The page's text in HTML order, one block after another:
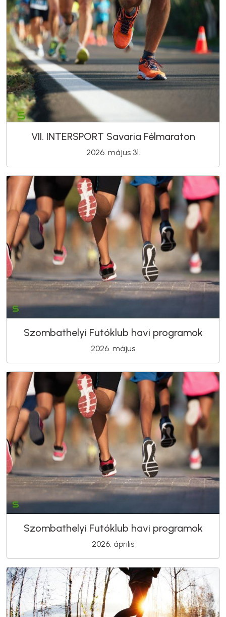
VII. INTERSPORT Savaria Félmaraton
2026. május 31.
Szombathelyi Futóklub havi programok
2026. május
Szombathelyi Futóklub havi programok
2026. április